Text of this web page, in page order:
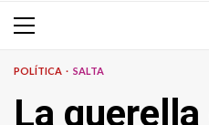
Primary
POLÍTICA SALTA
La